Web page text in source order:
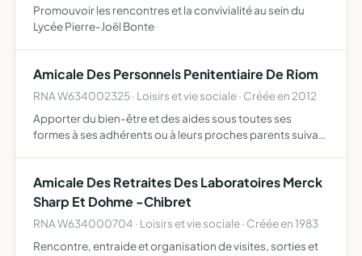
Promouvoir les rencontres et la convivialité au sein du
Lycée Pierre-Joël Bonte
Amicale Des Personnels Penitentiaire De Riom
RNA W634002325 · Loisirs et vie sociale · Créée en 2012
Apporter du bien-être et des aides sous toutes ses
formes à ses adhérents ou à leurs proches parents suivant
pénitentiaires de…
Amicale Des Retraites Des Laboratoires Merck
Sharp Et Dohme -Chibret
RNA W634000704 · Loisirs et vie sociale · Créée en 1983
Rencontre, entraide et organisation de visites, sorties et